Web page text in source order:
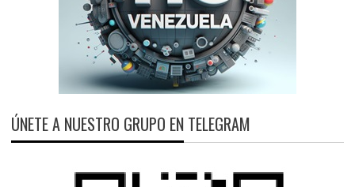
ÚNETE A NUESTRO GRUPO EN TELEGRAM